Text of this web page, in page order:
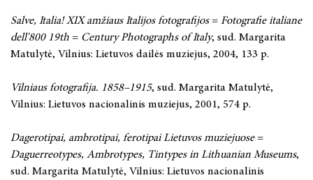
Salve, Italia! XIX amžiaus Italijos fotografijos= Fotografie italiane
dell'800 19th = Century Photographs of Italy, sud. Margarita
Matulytė, Vilnius: Lietuvos dailės muziejus, 2004, 133 p.
Vilniaus fotografija. 1858–1915, sud. Margarita Matulytė,
Vilnius: Lietuvos nacionalinis muziejus, 2001, 574 p.
Dagerotipai, ambrotipai, ferotipai Lietuvos muziejuose=
Daguerreotypes, Ambrotypes, Tintypes in Lithuanian Museums,
sud. Margarita Matulytė, Vilnius: Lietuvos nacionalinis